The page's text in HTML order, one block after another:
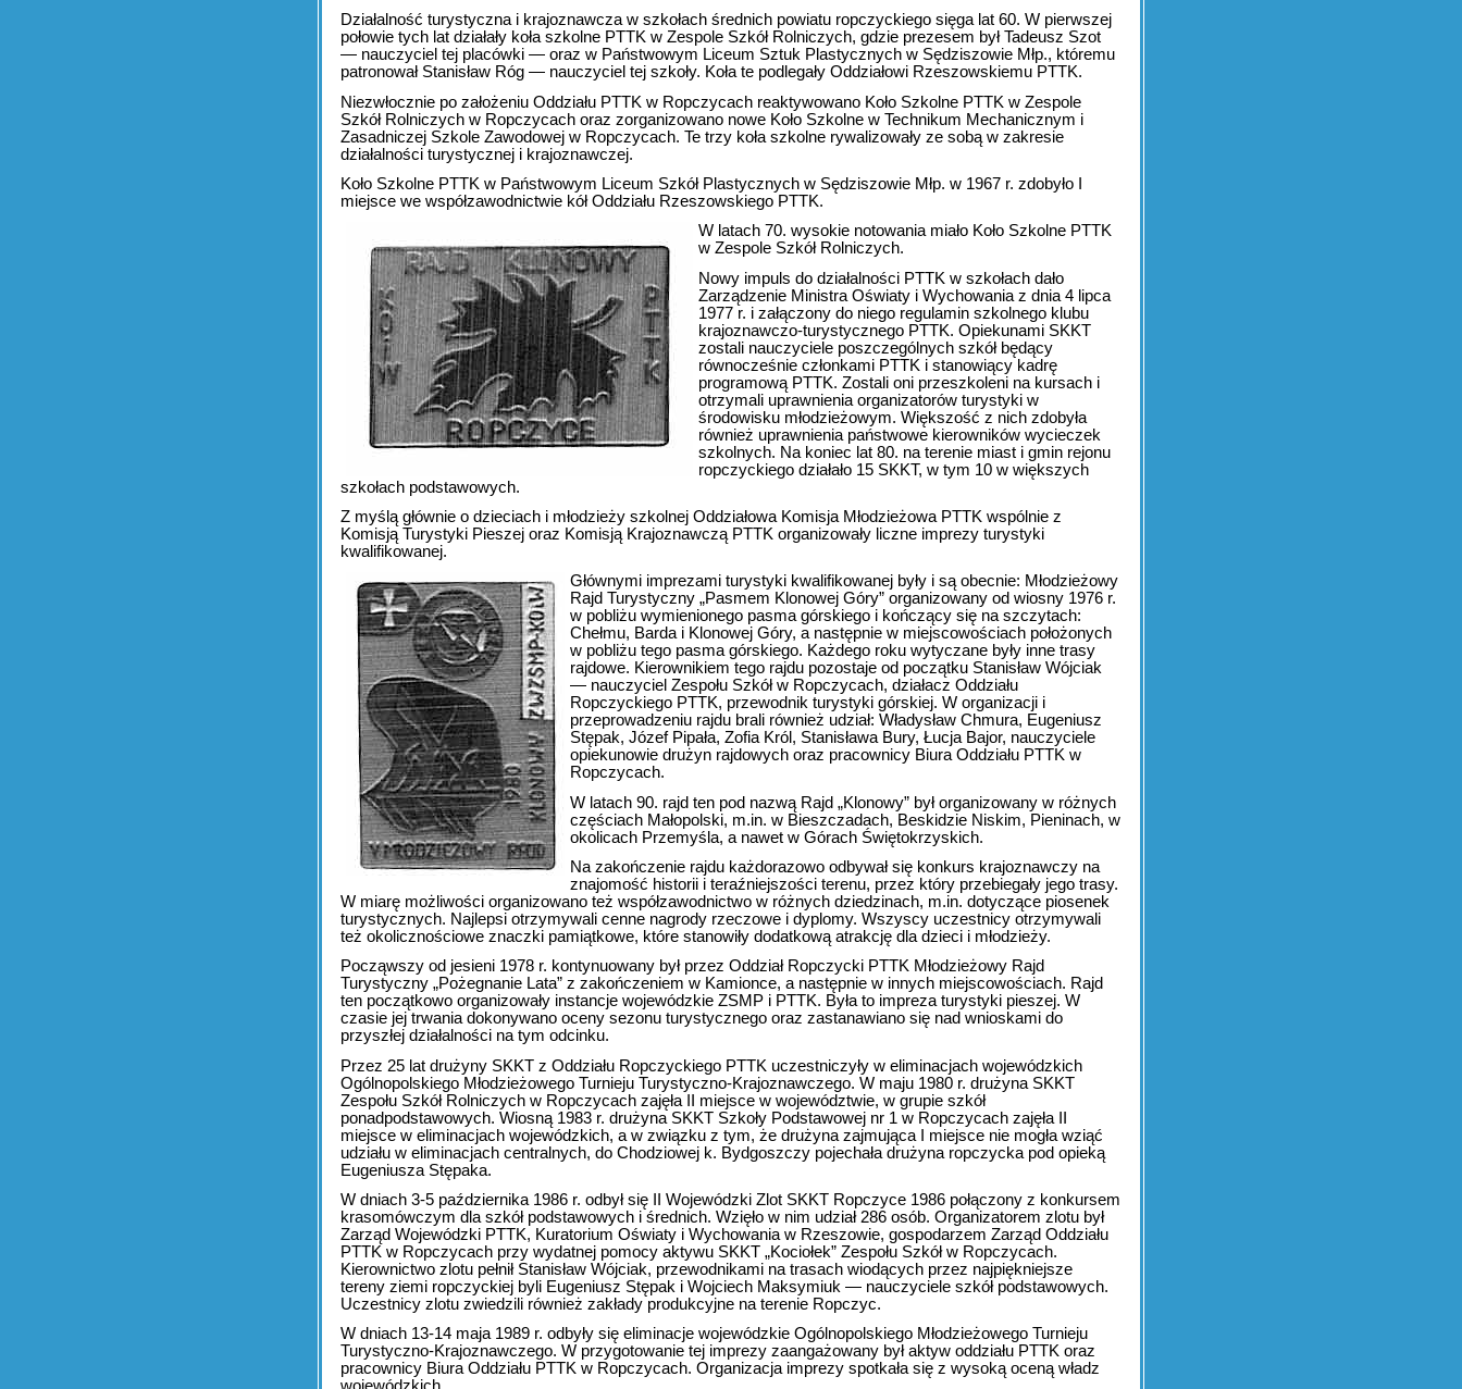
Działalność turystyczna i krajoznawcza w szkołach średnich powiatu ropczyckiego sięga lat 60. W pierwszej
połowie tych lat działały koła szkolne PTTK w Zespole Szkół Rolniczych, gdzie prezesem był Tadeusz Szot
— nauczyciel tej placówki — oraz w Państwowym Liceum Sztuk Plastycznych w Sędziszowie Młp., któremu
patronował Stanisław Róg — nauczyciel tej szkoły. Koła te podlegały Oddziałowi Rzeszowskiemu PTTK.
Niezwłocznie po założeniu Oddziału PTTK w Ropczycach reaktywowano Koło Szkolne PTTK w Zespole
Szkół Rolniczych w Ropczycach oraz zorganizowano nowe Koło Szkolne w Technikum Mechanicznym i
Zasadniczej Szkole Zawodowej w Ropczycach. Te trzy koła szkolne rywalizowały ze sobą w zakresie
działalności turystycznej i krajoznawczej.
Koło Szkolne PTTK w Państwowym Liceum Szkół Plastycznych w Sędziszowie Młp. w 1967 r. zdobyło I
miejsce we współzawodnictwie kół Oddziału Rzeszowskiego PTTK.
W latach 70. wysokie notowania miało Koło Szkolne PTTK
w Zespole Szkół Rolniczych.
Nowy impuls do działalności PTTK w szkołach dało
Zarządzenie Ministra Oświaty i Wychowania z dnia 4 lipca
1977 r. i załączony do niego regulamin szkolnego klubu
krajoznawczo-turystycznego PTTK. Opiekunami SKKT
zostali nauczyciele poszczególnych szkół będący
równocześnie członkami PTTK i stanowiący kadrę
programową PTTK. Zostali oni przeszkoleni na kursach i
otrzymali uprawnienia organizatorów turystyki w
środowisku młodzieżowym. Większość z nich zdobyła
również uprawnienia państwowe kierowników wycieczek
szkolnych. Na koniec lat 80. na terenie miast i gmin rejonu
ropczyckiego działało 15 SKKT, w tym 10 w większych
szkołach podstawowych.
Z myślą głównie o dzieciach i młodzieży szkolnej Oddziałowa Komisja Młodzieżowa PTTK wspólnie z
Komisją Turystyki Pieszej oraz Komisją Krajoznawczą PTTK organizowały liczne imprezy turystyki
kwalifikowanej.
Głównymi imprezami turystyki kwalifikowanej były i są obecnie: Młodzieżowy
Rajd Turystyczny „Pasmem Klonowej Góry” organizowany od wiosny 1976 r.
w pobliżu wymienionego pasma górskiego i kończący się na szczytach:
Chełmu, Barda i Klonowej Góry, a następnie w miejscowościach położonych
w pobliżu tego pasma górskiego. Każdego roku wytyczane były inne trasy
rajdowe. Kierownikiem tego rajdu pozostaje od początku Stanisław Wójciak
— nauczyciel Zespołu Szkół w Ropczycach, działacz Oddziału
Ropczyckiego PTTK, przewodnik turystyki górskiej. W organizacji i
przeprowadzeniu rajdu brali również udział: Władysław Chmura, Eugeniusz
Stępak, Józef Pipała, Zofia Król, Stanisława Bury, Łucja Bajor, nauczyciele
opiekunowie drużyn rajdowych oraz pracownicy Biura Oddziału PTTK w
Ropczycach.
W latach 90. rajd ten pod nazwą Rajd „Klonowy” był organizowany w różnych
częściach Małopolski, m.in. w Bieszczadach, Beskidzie Niskim, Pieninach, w
okolicach Przemyśla, a nawet w Górach Świętokrzyskich.
Na zakończenie rajdu każdorazowo odbywał się konkurs krajoznawczy na
znajomość historii i teraźniejszości terenu, przez który przebiegały jego trasy.
W miarę możliwości organizowano też współzawodnictwo w różnych dziedzinach, m.in. dotyczące piosenek
turystycznych. Najlepsi otrzymywali cenne nagrody rzeczowe i dyplomy. Wszyscy uczestnicy otrzymywali
też okolicznościowe znaczki pamiątkowe, które stanowiły dodatkową atrakcję dla dzieci i młodzieży.
Począwszy od jesieni 1978 r. kontynuowany był przez Oddział Ropczycki PTTK Młodzieżowy Rajd
Turystyczny „Pożegnanie Lata” z zakończeniem w Kamionce, a następnie w innych miejscowościach. Rajd
ten początkowo organizowały instancje wojewódzkie ZSMP i PTTK. Była to impreza turystyki pieszej. W
czasie jej trwania dokonywano oceny sezonu turystycznego oraz zastanawiano się nad wnioskami do
przyszłej działalności na tym odcinku.
Przez 25 lat drużyny SKKT z Oddziału Ropczyckiego PTTK uczestniczyły w eliminacjach wojewódzkich
Ogólnopolskiego Młodzieżowego Turnieju Turystyczno-Krajoznawczego. W maju 1980 r. drużyna SKKT
Zespołu Szkół Rolniczych w Ropczycach zajęła II miejsce w województwie, w grupie szkół
ponadpodstawowych. Wiosną 1983 r. drużyna SKKT Szkoły Podstawowej nr 1 w Ropczycach zajęła II
miejsce w eliminacjach wojewódzkich, a w związku z tym, że drużyna zajmująca I miejsce nie mogła wziąć
udziału w eliminacjach centralnych, do Chodziowej k. Bydgoszczy pojechała drużyna ropczycka pod opieką
Eugeniusza Stępaka.
W dniach 3-5 października 1986 r. odbył się II Wojewódzki Zlot SKKT Ropczyce 1986 połączony z konkursem
krasomówczym dla szkół podstawowych i średnich. Wzięło w nim udział 286 osób. Organizatorem zlotu był
Zarząd Wojewódzki PTTK, Kuratorium Oświaty i Wychowania w Rzeszowie, gospodarzem Zarząd Oddziału
PTTK w Ropczycach przy wydatnej pomocy aktywu SKKT „Kociołek” Zespołu Szkół w Ropczycach.
Kierownictwo zlotu pełnił Stanisław Wójciak, przewodnikami na trasach wiodących przez najpiękniejsze
tereny ziemi ropczyckiej byli Eugeniusz Stępak i Wojciech Maksymiuk — nauczyciele szkół podstawowych.
Uczestnicy zlotu zwiedzili również zakłady produkcyjne na terenie Ropczyc.
W dniach 13-14 maja 1989 r. odbyły się eliminacje wojewódzkie Ogólnopolskiego Młodzieżowego Turnieju
Turystyczno-Krajoznawczego. W przygotowanie tej imprezy zaangażowany był aktyw oddziału PTTK oraz
pracownicy Biura Oddziału PTTK w Ropczycach. Organizacja imprezy spotkała się z wysoką oceną władz